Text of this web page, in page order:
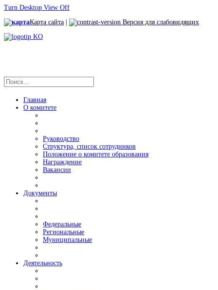
Turn Desktop View Off
Карта сайта
Версия для слабовидящих
Главная
О комитете
Руководство
Структура, список сотрудников
Положение о комитете образования
Награждение
Вакансии
Документы
Федеральные
Региональные
Муниципальные
Деятельность